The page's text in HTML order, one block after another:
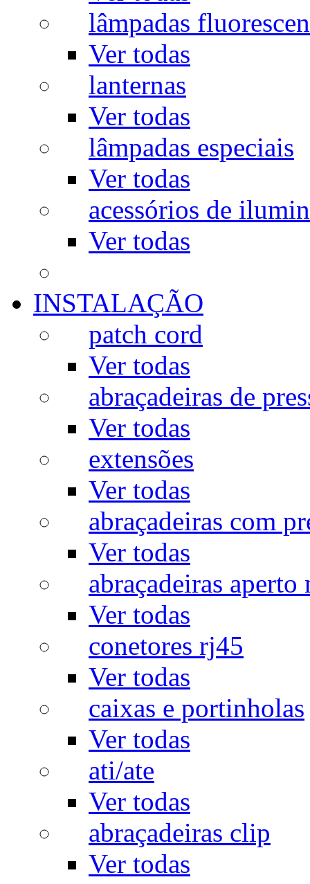
lâmpadas
Ver todas
lanternas
Ver todas
lâmpadas especiais
Ver todas
acessórios de
Ver todas
INSTALAÇÃO
patch cord
Ver todas
abraçadeiras de
Ver todas
extensões
Ver todas
abraçadeiras com
Ver todas
abraçadeiras aperto
Ver todas
conetores rj45
Ver todas
caixas e portinholas
Ver todas
ati/ate
Ver todas
abraçadeiras clip
Ver todas